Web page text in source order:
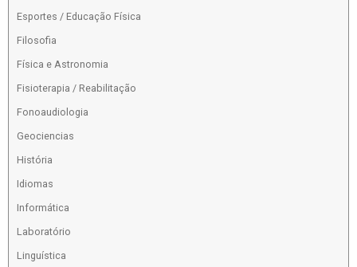
Esportes / Educação Física
Filosofia
Física e Astronomia
Fisioterapia / Reabilitação
Fonoaudiologia
Geociencias
História
Idiomas
Informática
Laboratório
Linguística